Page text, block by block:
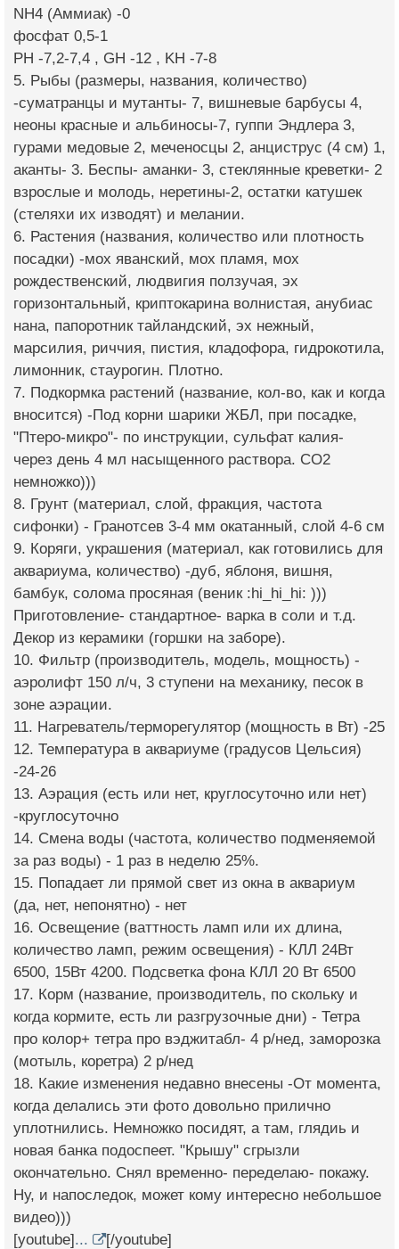
NH4 (Аммиак) -0
фосфат 0,5-1
PH -7,2-7,4 , GH -12 , KH -7-8
5. Рыбы (размеры, названия, количество)
-суматранцы и мутанты- 7, вишневые барбусы 4,
неоны красные и альбиносы-7, гуппи Эндлера 3,
гурами медовые 2, меченосцы 2, анциструс (4 см) 1,
аканты- 3. Беспы- аманки- 3, стеклянные креветки- 2
взрослые и молодь, неретины-2, остатки катушек
(стеляхи их изводят) и мелании.
6. Растения (названия, количество или плотность
посадки) -мох яванский, мох пламя, мох
рождественский, людвигия ползучая, эх
горизонтальный, криптокарина волнистая, анубиас
нана, папоротник тайландский, эх нежный,
марсилия, риччия, пистия, кладофора, гидрокотила,
лимонник, стаурогин. Плотно.
7. Подкормка растений (название, кол-во, как и когда
вносится) -Под корни шарики ЖБЛ, при посадке,
"Птеро-микро"- по инструкции, сульфат калия-
через день 4 мл насыщенного раствора. СО2
немножко)))
8. Грунт (материал, слой, фракция, частота
сифонки) - Гранотсев 3-4 мм окатанный, слой 4-6 см
9. Коряги, украшения (материал, как готовились для
аквариума, количество) -дуб, яблоня, вишня,
бамбук, солома просяная (веник :hi_hi_hi: )))
Приготовление- стандартное- варка в соли и т.д.
Декор из керамики (горшки на заборе).
10. Фильтр (производитель, модель, мощность) -
аэролифт 150 л/ч, 3 ступени на механику, песок в
зоне аэрации.
11. Нагреватель/терморегулятор (мощность в Вт) -25
12. Температура в аквариуме (градусов Цельсия)
-24-26
13. Аэрация (есть или нет, круглосуточно или нет)
-круглосуточно
14. Смена воды (частота, количество подменяемой
за раз воды) - 1 раз в неделю 25%.
15. Попадает ли прямой свет из окна в аквариум
(да, нет, непонятно) - нет
16. Освещение (ваттность ламп или их длина,
количество ламп, режим освещения) - КЛЛ 24Вт
6500, 15Вт 4200. Подсветка фона КЛЛ 20 Вт 6500
17. Корм (название, производитель, по скольку и
когда кормите, есть ли разгрузочные дни) - Тетра
про колор+ тетра про вэджитабл- 4 р/нед, заморозка
(мотыль, коретра) 2 р/нед
18. Какие изменения недавно внесены -От момента,
когда делались эти фото довольно прилично
уплотнились. Немножко посидят, а там, глядиь и
новая банка подоспеет. "Крышу" сгрызли
окончательно. Снял временно- переделаю- покажу.
Ну, и напоследок, может кому интересно небольшое
видео)))
[youtube]... [/youtube]